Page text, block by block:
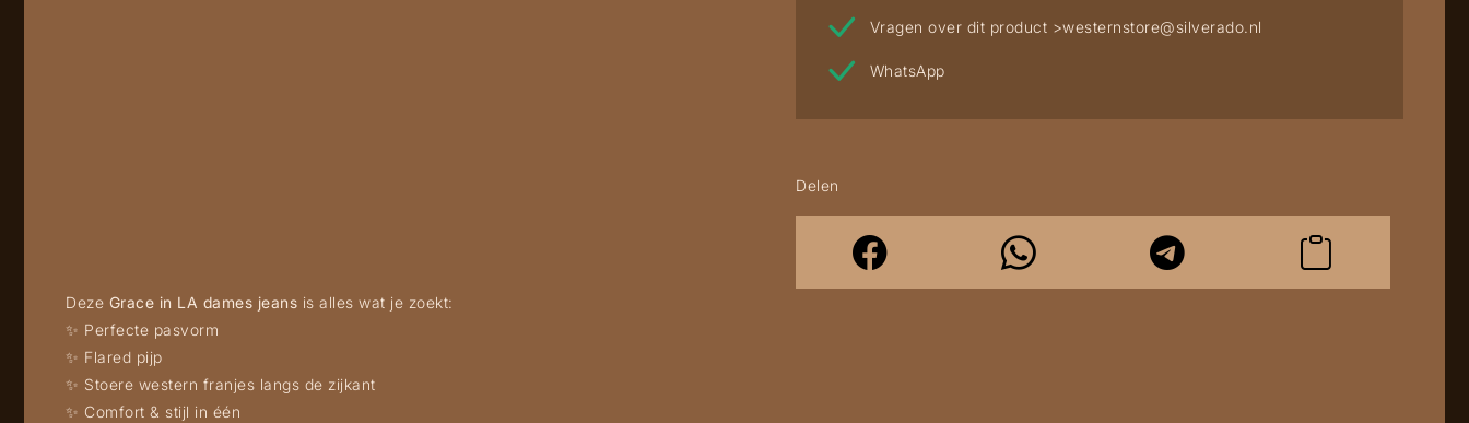
Vragen over dit product >westernstore@silverado.nl
WhatsApp
Delen
Deze Grace in LA dames jeans is alles wat je zoekt:
✨ Perfecte pasvorm
✨ Flared pijp
✨ Stoere western franjes langs de zijkant
✨ Comfort & stijl in één